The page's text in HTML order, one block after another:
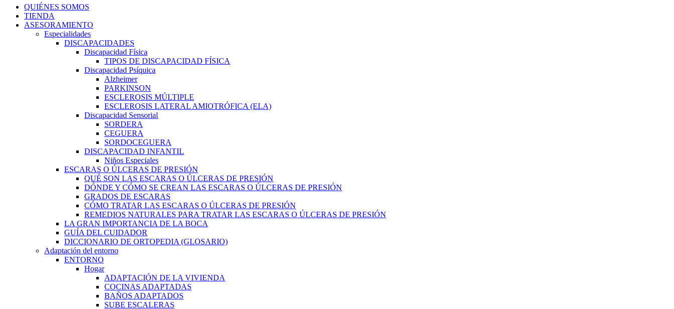
QUIÉNES SOMOS
TIENDA
ASESORAMIENTO
Especialidades
DISCAPACIDADES
Discapacidad Física
TIPOS DE DISCAPACIDAD FÍSICA
Discapacidad Psíquica
Alzheimer
PARKINSON
ESCLEROSIS MÚLTIPLE
ESCLEROSIS LATERAL AMIOTRÓFICA (ELA)
Discapacidad Sensorial
SORDERA
CEGUERA
SORDOCEGUERA
DISCAPACIDAD INFANTIL
Niños Especiales
ESCARAS O ÚLCERAS DE PRESIÓN
QUÉ SON LAS ESCARAS O ÚLCERAS DE PRESIÓN
DÓNDE Y CÓMO SE CREAN LAS ESCARAS O ÚLCERAS DE PRESIÓN
GRADOS DE ESCARAS
CÓMO TRATAR LAS ESCARAS O ÚLCERAS DE PRESIÓN
REMEDIOS NATURALES PARA TRATAR LAS ESCARAS O ÚLCERAS DE PRESIÓN
LA GRAN IMPORTANCIA DE LA BOCA
GUÍA DEL CUIDADOR
DICCIONARIO DE ORTOPEDIA (GLOSARIO)
Adaptación del entorno
ENTORNO
Hogar
ADAPTACIÓN DE LA VIVIENDA
COCINAS ADAPTADAS
BAÑOS ADAPTADOS
SUBE ESCALERAS